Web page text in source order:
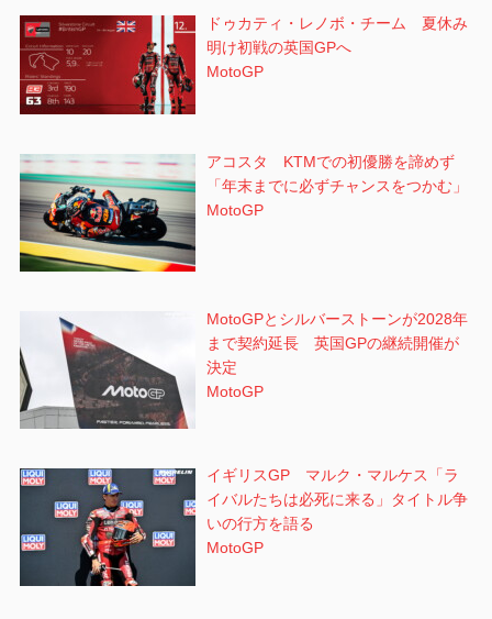
ドゥカティ・レノボ・チーム 夏休み
明け初戦の英国GPへ
MotoGP
アコスタ KTMでの初優勝を諦めず
「年末までに必ずチャンスをつかむ」
MotoGP
MotoGPとシルバーストーンが2028年
まで契約延長 英国GPの継続開催が
決定
MotoGP
イギリスGP マルク・マルケス「ラ
イバルたちは必死に来る」タイトル争
いの行方を語る
MotoGP